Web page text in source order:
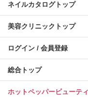
ネイルカタログトップ
美容クリニックトップ
ログイン / 会員登録
総合トップ
ホットペッパービューテ